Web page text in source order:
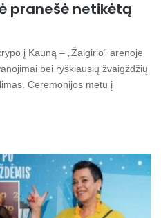
pranešė netikėtą
į Kauną – „Žalgirio“ arenoje
bei ryškiausių žvaigždžių
Ceremonijos metu į